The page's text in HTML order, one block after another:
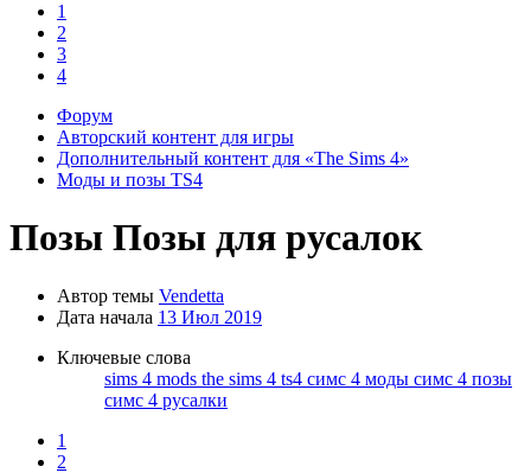
всю
в
1
2
3
4
Форум
Авторский контент для игры
Дополнительный контент для «The Sims 4»
Моды и позы TS4
Позы Позы для русалок
Автор темы Vendetta
Дата начала 13 Июл 2019
Ключевые слова
sims 4 mods the sims 4 ts4 симс 4 моды симс 4 позы
симс 4 русалки
1
2